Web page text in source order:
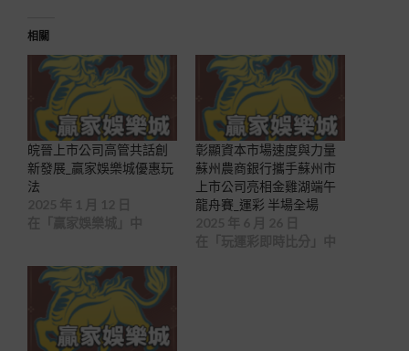
相關
皖晉上市公司高管共話創
新發展_贏家娛樂城優惠玩
法
彰顯資本市場速度與力量
蘇州農商銀行攜手蘇州市
上市公司亮相金雞湖端午
龍舟賽_運彩 半場全場